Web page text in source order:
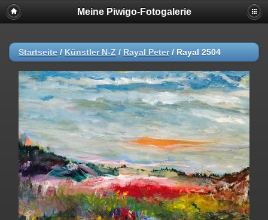
Meine Piwigo-Fotogalerie
Startseite / Künstler N-Z / Rayal Peter/ Rayal 2504